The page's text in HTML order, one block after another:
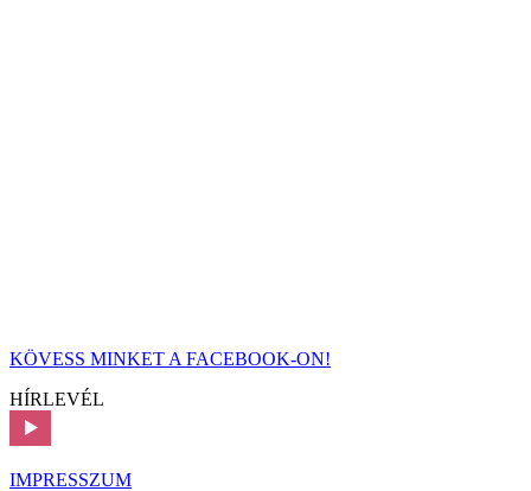
KÖVESS MINKET A FACEBOOK-ON!
HÍRLEVÉL
IMPRESSZUM